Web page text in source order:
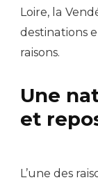
Loire, la
destinations
raisons.
Une
et
L’une des